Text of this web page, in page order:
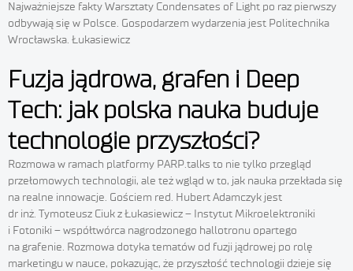
Najważniejsze fakty Warsztaty Condensates of Light po raz pierwszy
odbywają się w Polsce. Gospodarzem wydarzenia jest Politechnika
Wrocławska. Łukasiewicz
Fuzja jądrowa, grafen i Deep
Tech: jak polska nauka buduje
technologie przyszłości?
Rozmowa w ramach platformy PARP.talks to nie tylko przegląd
przełomowych technologii, ale też wgląd w to, jak nauka przekłada się
na realne innowacje. Gościem red. Hubert Adamczyk jest
dr inż. Tymoteusz Ciuk z Łukasiewicz – Instytut Mikroelektroniki
i Fotoniki – współtwórca nagrodzonego hallotronu opartego
na grafenie. Rozmowa dotyka tematów od fuzji jądrowej po rolę
marketingu w nauce, pokazując, że przyszłość technologii dzieje się